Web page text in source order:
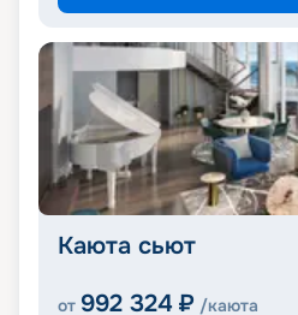
Каюта сьют
от 992 324 ₽ /каюта